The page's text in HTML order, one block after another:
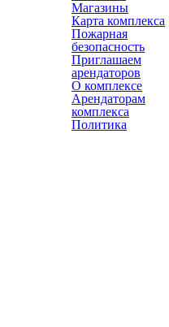
Магазины
Карта комплекса
Пожарная
безопасность
Приглашаем
арендаторов
О комплексе
Арендаторам
комплекса
Политика